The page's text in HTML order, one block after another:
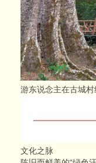
游东说念主在古城
文化之脉